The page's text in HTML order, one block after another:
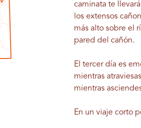
caminata te
los extensos
más alto sobre el
pared del cañón.
El tercer día es
mientras
mientras
En un viaje corto